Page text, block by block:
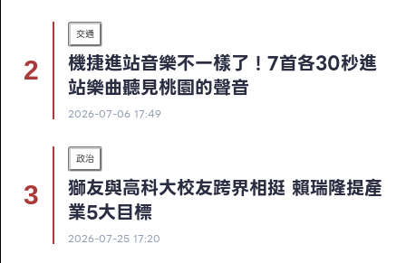
交通
機捷進站音樂不一樣了！7首各30秒進
站樂曲聽見桃園的聲音
2026-07-06 17:49
政治
獅友與高科大校友跨界相挺 賴瑞隆提產
業5大目標
2026-07-25 17:20